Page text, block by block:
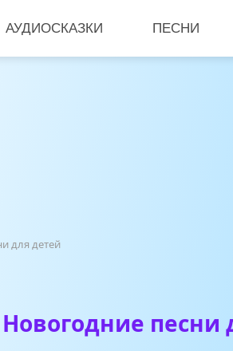
АУДИОСКАЗКИ ПЕСНИ
для детей
Новогодние песни